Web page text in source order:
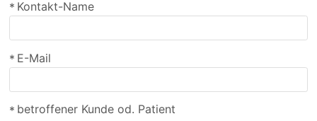
* Kontakt-Name
* E-Mail
* betroffener Kunde od. Patient